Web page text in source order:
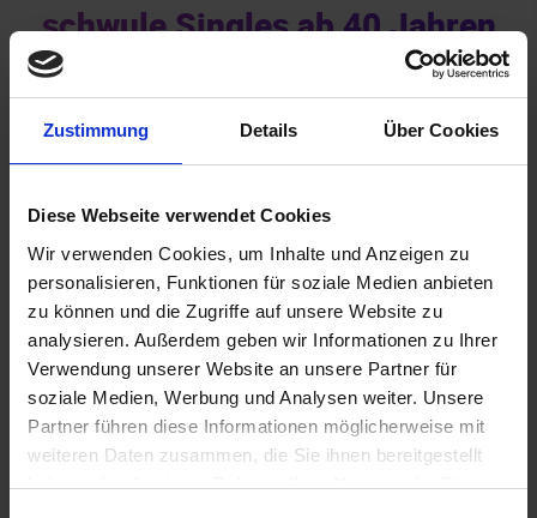
Zustimmung Details Über Cookies
Diese Webseite verwendet Cookies
Wir verwenden Cookies, um Inhalte und Anzeigen zu
personalisieren, Funktionen für soziale Medien anbieten
zu können und die Zugriffe auf unsere Website zu
analysieren. Außerdem geben wir Informationen zu Ihrer
Verwendung unserer Website an unsere Partner für
soziale Medien, Werbung und Analysen weiter. Unsere
Partner führen diese Informationen möglicherweise mit
weiteren Daten zusammen, die Sie ihnen bereitgestellt
haben oder die sie im Rahmen Ihrer Nutzung der Dienste
schwule Singles ab 40 Jahren
Akademiker